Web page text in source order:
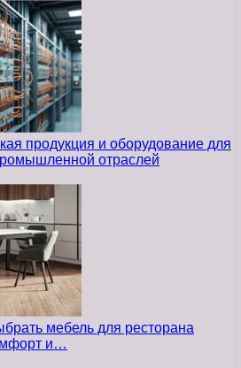
продукция и оборудование для
отраслей
мебель для ресторана
и…